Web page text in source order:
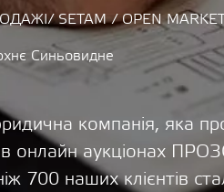
SETAM / OPEN
Синьовидне
компанія, яка
в онлайн аукціонах
700 наших клієнтів